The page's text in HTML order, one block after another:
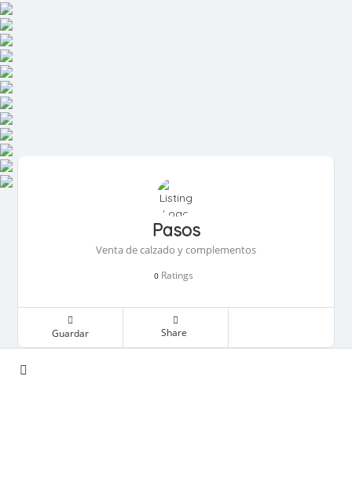
Pasos
Venta de calzado y complementos
0 Ratings
Guardar Share